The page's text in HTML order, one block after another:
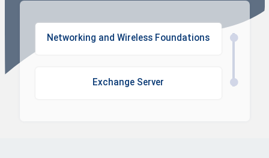
Networking and Wireless Foundations
Exchange Server